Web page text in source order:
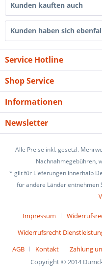
Kunden kauften auch
Kunden haben sich
Service Hotline
Shop Service
Informationen
Newsletter
Alle Preise inkl. gesetzl.
Nachnahmegebühren,
* gilt für Lieferungen innerhalb
für andere Länder entnehmen
Impressum
Widerrufsrecht
AGB
Kontakt Zahlung
Copyright © 2014